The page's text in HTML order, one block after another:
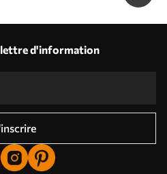
lettre d'information